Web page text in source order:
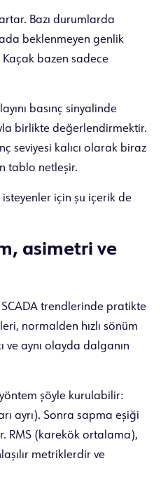
Bazı durumlarda
beklenmeyen genlik
Kaçak bazen sadece
basınç sinyalinde
birlikte değerlendirmektir.
seviyesi kalıcı olarak biraz
tablo netleşir.
isteyenler için şu içerik de
asimetri ve
trendlerinde pratikte
normalden hızlı sönüm
ve aynı olayda dalganın
şöyle kurulabilir:
ayrı). Sonra sapma eşiği
RMS (karekök ortalama),
metriklerdir ve